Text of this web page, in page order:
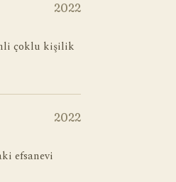
2022
çoklu kişilik
2022
efsanevi